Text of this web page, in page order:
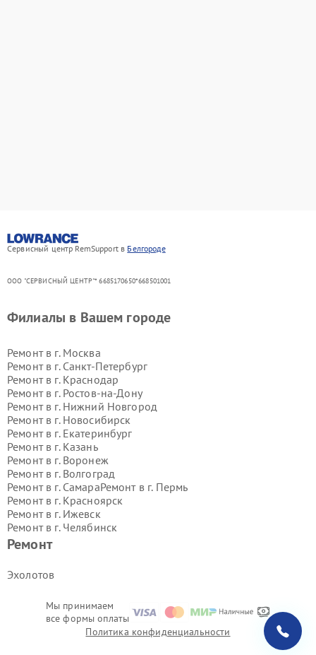
Сервисный центр RemSupport в Белгороде
ООО "СЕРВИСНЫЙ ЦЕНТР"* 6685170650*668501001
Мы принимаем
все формы оплаты
Ремонт
Эхолотов
Филиалы в Вашем городе
Ремонт в г. Москва
Ремонт в г. Санкт-Петербург
Ремонт в г. Краснодар
Ремонт в г. Ростов-на-Дону
Ремонт в г. Нижний Новгород
Ремонт в г. Новосибирск
Ремонт в г. Екатеринбург
Ремонт в г. Казань
Ремонт в г. Воронеж
Ремонт в г. Волгоград
Ремонт в г. СамараРемонт в г. Пермь
Ремонт в г. Красноярск
Ремонт в г. Ижевск
Ремонт в г. Челябинск
Ремонт в г.
Ремонт в г.
Ремонт в г.
Ремонт в г. Тольятти
Ремонт в г. Хабаровск
ТомскПолитика конфиденциальности